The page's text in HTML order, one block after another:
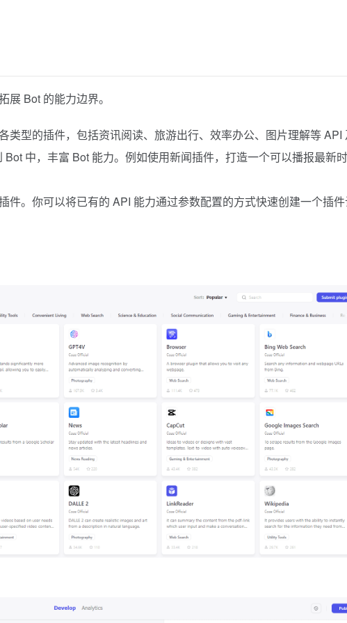
Bot 的能力边界。
类型的插件，包括资讯阅读、旅游出行、效率办公、图片理解等 API
中，丰富 Bot 能力。例如使用新闻插件，打造一个可以播报最新
件。你可以将已有的 API 能力通过参数配置的方式快速创建一个插